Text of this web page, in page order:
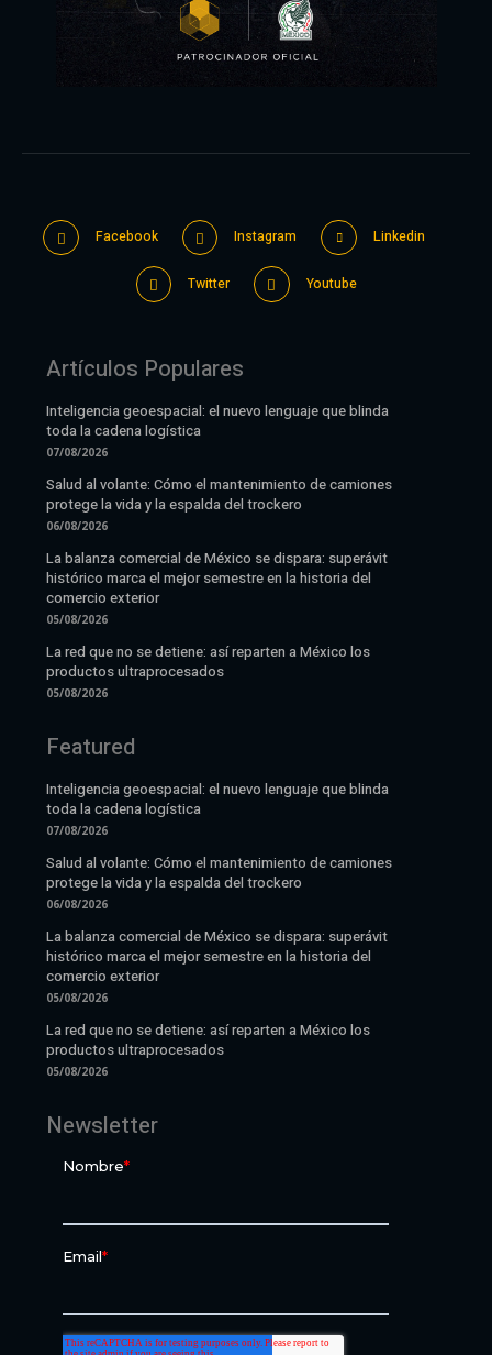
Facebook Instagram Linkedin
Twitter Youtube
Artículos Populares
Inteligencia geoespacial: el nuevo lenguaje que blinda
toda la cadena logística
07/08/2026
Salud al volante: Cómo el mantenimiento de camiones
protege la vida y la espalda del trockero
06/08/2026
La balanza comercial de México se dispara: superávit
histórico marca el mejor semestre en la historia del
comercio exterior
05/08/2026
La red que no se detiene: así reparten a México los
productos ultraprocesados
05/08/2026
Featured
Inteligencia geoespacial: el nuevo lenguaje que blinda
toda la cadena logística
07/08/2026
Salud al volante: Cómo el mantenimiento de camiones
protege la vida y la espalda del trockero
06/08/2026
La balanza comercial de México se dispara: superávit
histórico marca el mejor semestre en la historia del
comercio exterior
05/08/2026
La red que no se detiene: así reparten a México los
productos ultraprocesados
05/08/2026
Newsletter